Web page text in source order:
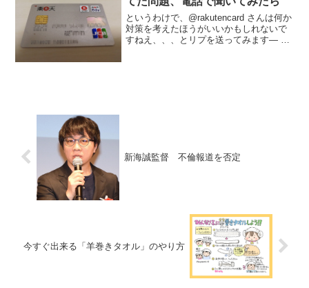
というわけで、@rakutencard さんは何か
対策を考えたほうがいいかもしれないで
すねえ、、、とリプを送ってみます— け
新海誠監督 不倫報道を否定
今すぐ出来る「羊巻きタオル」のやり方